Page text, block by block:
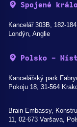
Spojené
Kancelář 303B, 182-
Londýn, Anglie
Polsko -
Kancelářský park
Pokoju 18, 31-564
Brain Embassy,
11, 02-673 Varšava,